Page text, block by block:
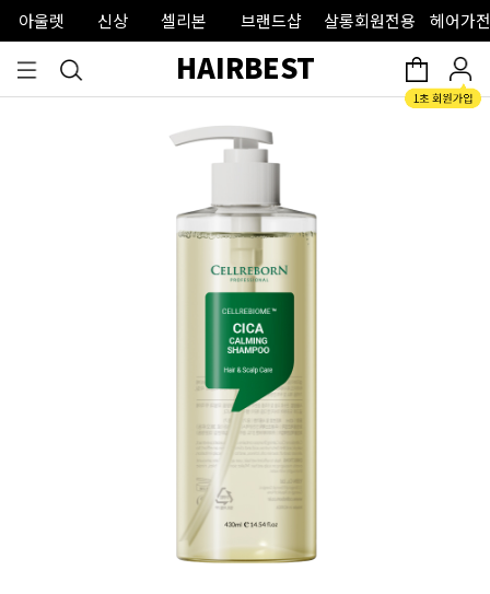
아울렛 신상 셀리본 브랜드샵 살롱회원전용 헤어가
HAIRBEST